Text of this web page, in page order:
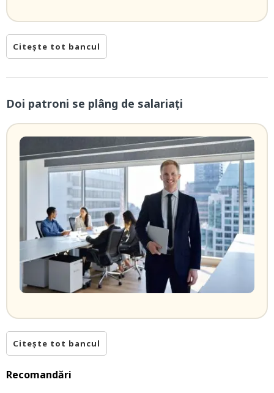
Citește tot bancul
Doi patroni se plâng de salariați
Citește tot bancul
Recomandări